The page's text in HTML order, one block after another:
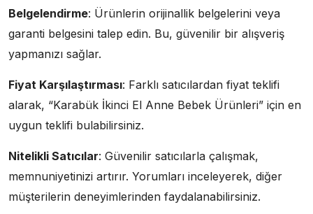
Belgelendirme: Ürünlerin orijinallik belgelerini veya
garanti belgesini talep edin. Bu, güvenilir bir alışveriş
yapmanızı sağlar.
Fiyat Karşılaştırması: Farklı satıcılardan fiyat teklifi
alarak, “Karabük İkinci El Anne Bebek Ürünleri” için en
uygun teklifi bulabilirsiniz.
Nitelikli Satıcılar: Güvenilir satıcılarla çalışmak,
memnuniyetinizi artırır. Yorumları inceleyerek, diğer
müşterilerin deneyimlerinden faydalanabilirsiniz.